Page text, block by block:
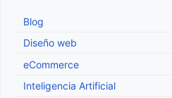
Blog
Diseño web
eCommerce
Inteligencia Artificial